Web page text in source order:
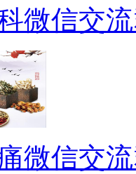
微信交
微信交